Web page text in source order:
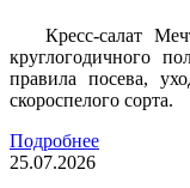
Кресс-салат
круглогодичного
правила посева,
скороспелого сорта.
Подробнее
25.07.2026